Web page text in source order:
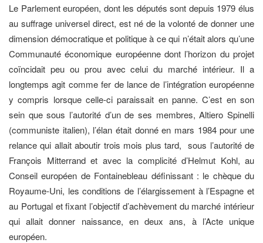
Le Parlement européen, dont les députés sont depuis 1979 élus
au suffrage universel direct, est né de la volonté de donner une
dimension démocratique et politique à ce qui n’était alors qu’une
Communauté économique européenne dont l’horizon du projet
coïncidait peu ou prou avec celui du marché intérieur. Il a
longtemps agit comme fer de lance de l’intégration européenne
y compris lorsque celle-ci paraissait en panne. C’est en son
sein que sous l’autorité d’un de ses membres, Altiero Spinelli
(communiste italien), l’élan était donné en mars 1984 pour une
relance qui allait aboutir trois mois plus tard, sous l’autorité de
François Mitterrand et avec la complicité d’Helmut Kohl, au
Conseil européen de Fontainebleau définissant : le chèque du
Royaume-Uni, les conditions de l’élargissement à l’Espagne et
au Portugal et fixant l’objectif d’achèvement du marché intérieur
qui allait donner naissance, en deux ans, à l’Acte unique
européen.